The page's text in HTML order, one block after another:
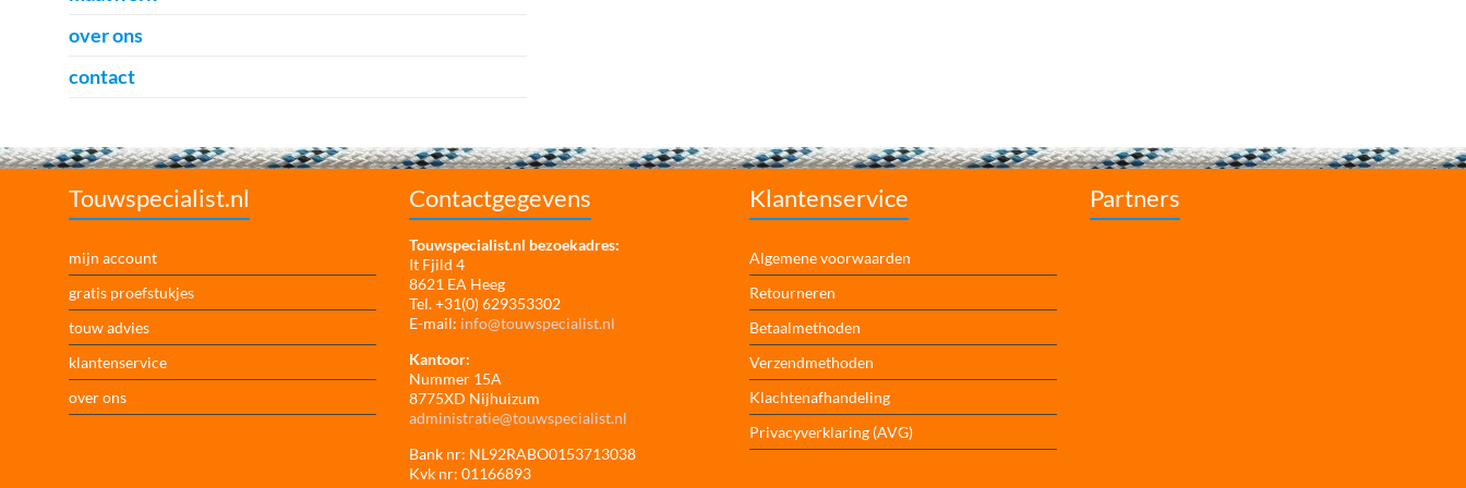
over ons
contact
Touwspecialist.nl
mijn account
gratis proefstukjes
touw advies
klantenservice
over ons
Contactgegevens
Touwspecialist.nl bezoekadres:
It Fjild 4
8621 EA Heeg
Tel. +31(0) 629353302
E-mail: info@touwspecialist.nl
Kantoor:
Nummer 15A
8775XD Nijhuizum
administratie@touwspecialist.nl
Bank nr: NL92RABO0153713038
Kvk nr: 01166893
Klantenservice
Algemene voorwaarden
Retourneren
Betaalmethoden
Verzendmethoden
Klachtenafhandeling
Privacyverklaring (AVG)
Partners